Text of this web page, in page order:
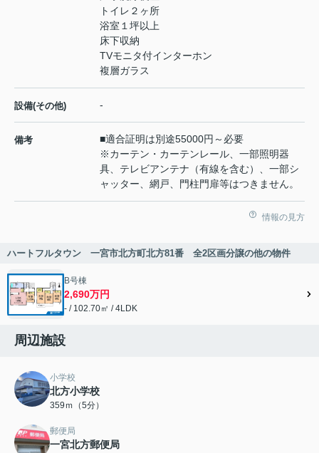
トイレ２ヶ所
浴室１坪以上
床下収納
TVモニタ付インターホン
複層ガラス
設備(その他) -
備考
■適合証明は別途55000円～必要
※カーテン・カーテンレール、一部照明器
具、テレビアンテナ（有線を含む）、一部シ
ャッター、網戸、門柱門扉等はつきません。
情報の見方
ハートフルタウン 一宮市北方町北方81番 全2区画分譲の他の物件
B号棟
2,690万円
- / 102.70㎡ / 4LDK
周辺施設
小学校
北方小学校
359ｍ（5分）
郵便局
一宮北方郵便局